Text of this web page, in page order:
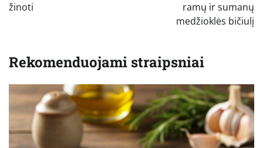
žinoti
ramų ir sumanų
medžioklės bičiulį
Rekomenduojami straipsniai